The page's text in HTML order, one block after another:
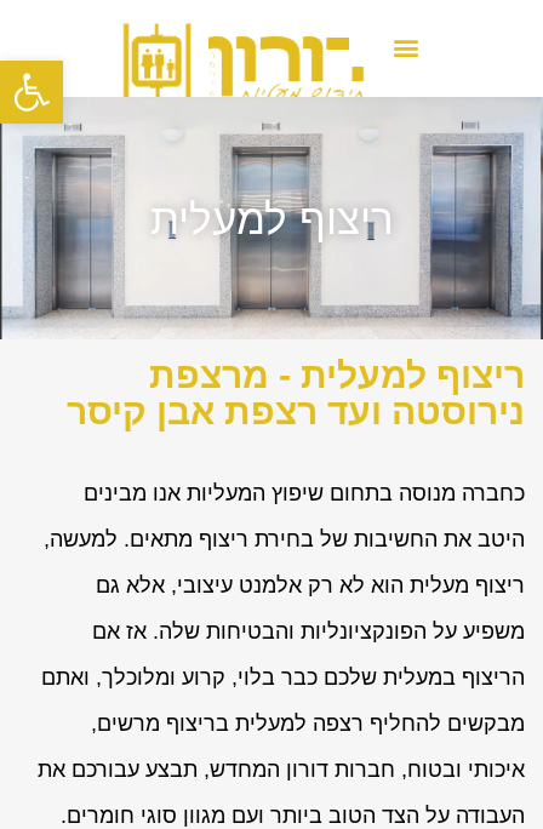
פתח
ריצוף למעלית
ריצוף למעלית - מרצפת
נירוסטה ועד רצפת אבן קיסר
כחברה מנוסה בתחום שיפוץ המעליות אנו מבינים
היטב את החשיבות של בחירת ריצוף מתאים. למעשה,
ריצוף מעלית הוא לא רק אלמנט עיצובי, אלא גם
משפיע על הפונקציונליות והבטיחות שלה. אז אם
הריצוף במעלית שלכם כבר בלוי, קרוע ומלוכלך, ואתם
מבקשים להחליף רצפה למעלית בריצוף מרשים,
איכותי ובטוח, חברות דורון המחדש, תבצע עבורכם את
העבודה על הצד הטוב ביותר ועם מגוון סוגי חומרים.